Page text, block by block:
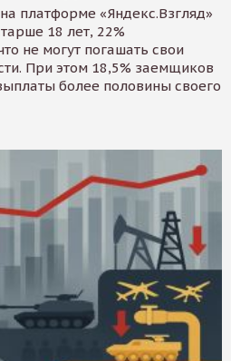
платформе «Яндекс.Взгляд»
18 лет, 22%
не могут погашать свои
При этом 18,5% заемщиков
более половины своего